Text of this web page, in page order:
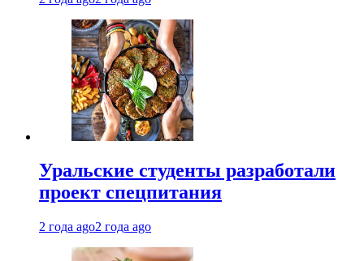
Уральские студенты разработали
проект спецпитания
2 года ago2 года ago